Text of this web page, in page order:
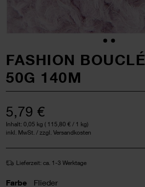
FASHION BOUCLÉ
50G 140M
5,79 €
Inhalt: 0,05 kg ( 115,80 € / 1 kg)
inkl. MwSt. / zzgl. Versandkosten
Lieferzeit: ca. 1-3 Werktage
Farbe Flieder